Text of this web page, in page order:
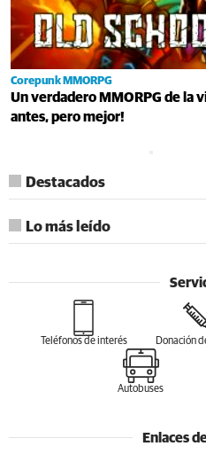
Corepunk MMORPG
Un verdadero MMORPG de la
antes, pero mejor!
Destacados
Lo más leído
Teléfonos de interés Donación
Autobuses
Enlaces